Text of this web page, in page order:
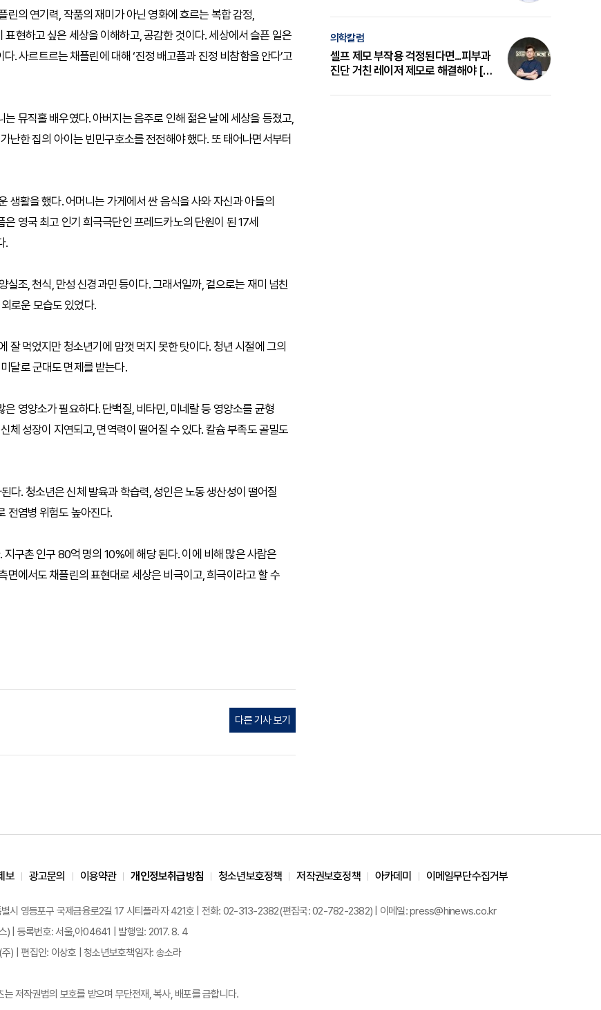
린의 연기력, 작품의 재미가 아닌 영화에 흐르는 복합 감정,
현하고 싶은 세상을 이해하고, 공감한 것이다. 세상에서 슬픈 일은
. 사르트르는 채플린에 대해 ‘진정 배고픔과 진정 비참함을 안다’고
뮤직홀 배우였다. 아버지는 음주로 인해 젊은 날에 세상을 등졌고,
난한 집의 아이는 빈민구호소를 전전해야 했다. 또 태어나면서부터
생활을 했다. 어머니는 가게에서 싼 음식을 사와 자신과 아들의
영국 최고 인기 희극극단인 프레드카노의 단원이 된 17세
.
조, 천식, 만성 신경과민 등이다. 그래서일까, 겉으로는 재미 넘친
로운 모습도 있었다.
잘 먹었지만 청소년기에 맘껏 먹지 못한 탓이다. 청년 시절에 그의
달로 군대도 면제를 받는다.
영양소가 필요하다. 단백질, 비타민, 미네랄 등 영양소를 균형
체 성장이 지연되고, 면역력이 떨어질 수 있다. 칼슘 부족도 골밀도
다. 청소년은 신체 발육과 학습력, 성인은 노동 생산성이 떨어질
전염병 위험도 높아진다.
구촌 인구 80억 명의 10%에 해당 된다. 이에 비해 많은 사람은
에서도 채플린의 표현대로 세상은 비극이고, 희극이라고 할 수
다른 기사 보기
의학칼럼
셀프 제모 부작용 걱정된다면...피부과
진단 거친 레이저 제모로 해결해야 [변
보 광고문의 이용약관 개인정보취급방침 청소년보호정책 저작권보호정책 아카데미 이메일무단수집거부
시 영등포구 국제금융로2길 17 시티플라자 421호 | 전화: 02-313-2382(편집국: 02-782-2382) | 이메일: press@hinews.co.kr
) | 등록번호: 서울,아04641 | 발행일: 2017. 8. 4
) | 편집인: 이상호 | 청소년보호책임자: 송소라
저작권법의 보호를 받으며 무단전재, 복사, 배포를 금합니다.